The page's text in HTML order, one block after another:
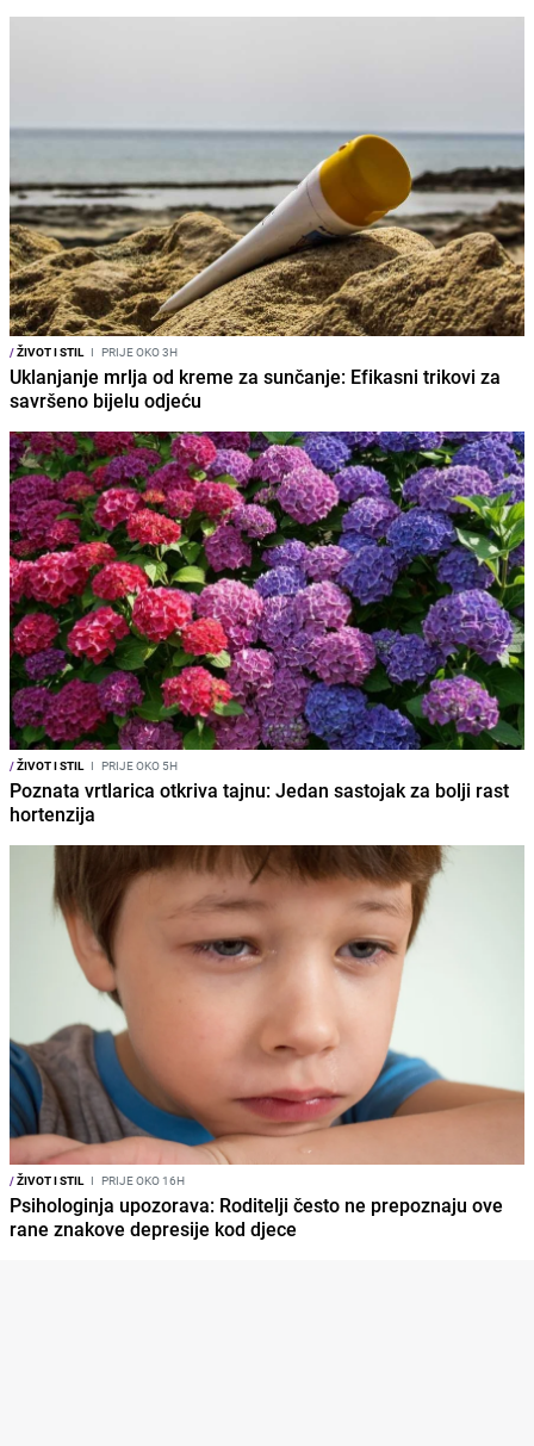
/ŽIVOT I STIL I PRIJE OKO 3H
Uklanjanje mrlja od kreme za sunčanje: Efikasni trikovi za
savršeno bijelu odjeću
/ŽIVOT I STIL I PRIJE OKO 5H
Poznata vrtlarica otkriva tajnu: Jedan sastojak za bolji rast
hortenzija
/ŽIVOT I STIL I PRIJE OKO 16H
Psihologinja upozorava: Roditelji često ne prepoznaju ove
rane znakove depresije kod djece